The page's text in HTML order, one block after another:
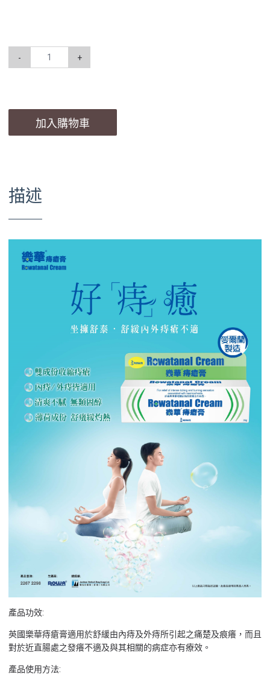
- +
加入購物車
描述
產品功效:
英國樂華痔瘡膏適用於舒緩由內痔及外痔所引起之痛楚及痕癢，而且
對於近直腸處之發癢不適及與其相關的病症亦有療效。
產品使用方法: